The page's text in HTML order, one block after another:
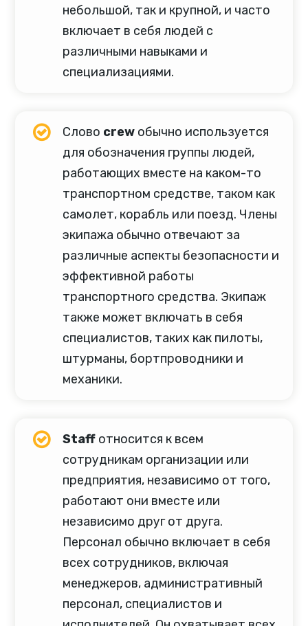
небольшой, так и крупной, и часто
включает в себя людей с
различными навыками и
специализациями.
Слово crew обычно используется
для обозначения группы людей,
работающих вместе на каком-то
транспортном средстве, таком как
самолет, корабль или поезд. Члены
экипажа обычно отвечают за
различные аспекты безопасности и
эффективной работы
транспортного средства. Экипаж
также может включать в себя
специалистов, таких как пилоты,
штурманы, бортпроводники и
механики.
Staff относится к всем
сотрудникам организации или
предприятия, независимо от того,
работают они вместе или
независимо друг от друга.
Персонал обычно включает в себя
всех сотрудников, включая
менеджеров, административный
персонал, специалистов и